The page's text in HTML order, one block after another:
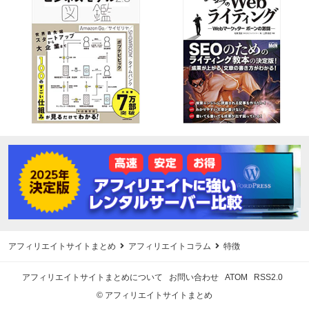
アフィリエイトサイトまとめ アフィリエイトコラム 特徴
アフィリエイトサイトまとめについて お問い合わせ ATOM
RSS2.0
© アフィリエイトサイトまとめ